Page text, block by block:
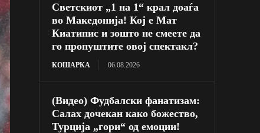
Светскиот „1 на 1“ крал доаѓа
во Македонија! Кој е Мат
Киатипис и зошто не смеете да
го пропуштите овој спектакл?
КОШАРКА 06.08.2026
(Видео) Фудбалски фанатизам:
Салах дочекан како божество,
Турција „гори“ од емоции!